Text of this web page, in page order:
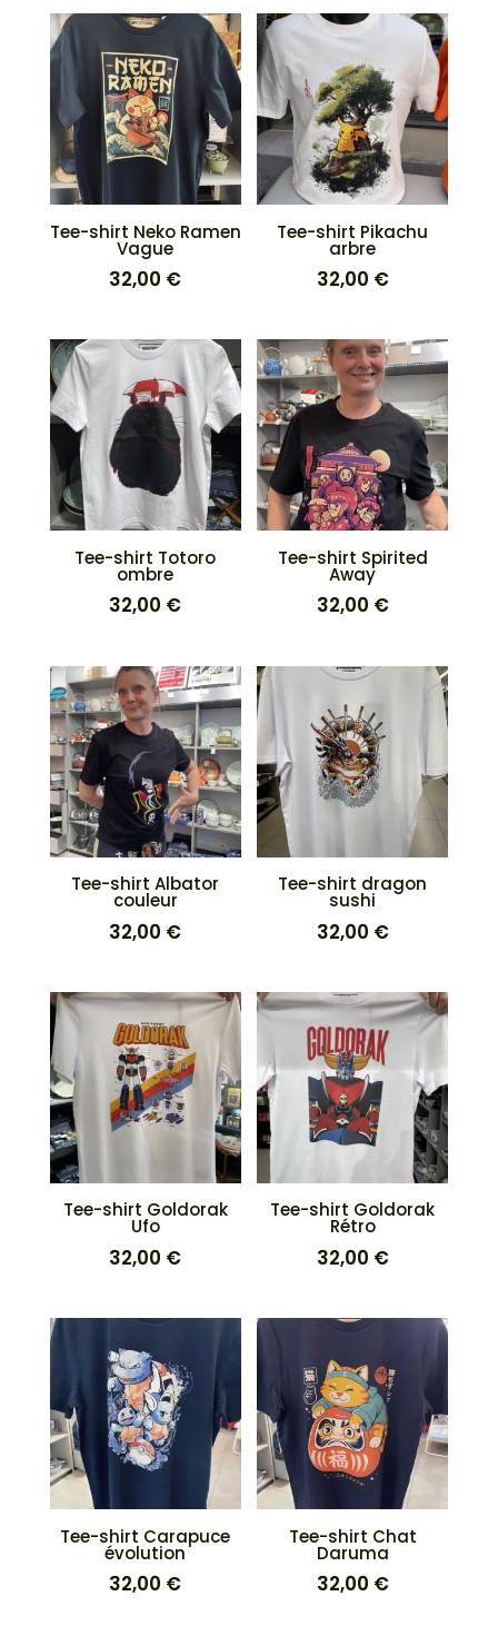
Tee-shirt Neko Ramen
Vague
32,00 €
Tee-shirt Pikachu
arbre
32,00 €
Tee-shirt Totoro
ombre
32,00 €
Tee-shirt Spirited
Away
32,00 €
Tee-shirt Albator
couleur
32,00 €
Tee-shirt dragon
sushi
32,00 €
Tee-shirt Goldorak
Ufo
32,00 €
Tee-shirt Goldorak
Rétro
32,00 €
Tee-shirt Carapuce
évolution
32,00 €
Tee-shirt Chat
Daruma
32,00 €